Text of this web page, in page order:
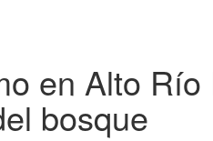
en Alto
bosque